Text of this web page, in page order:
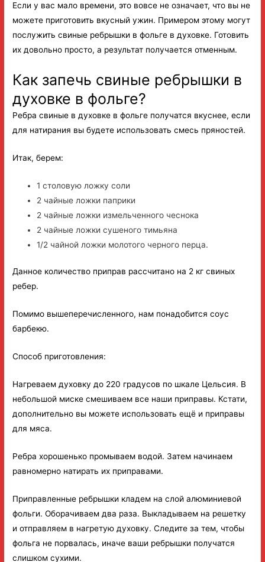
Если у вас мало времени, это вовсе не означает, что вы не
можете приготовить вкусный ужин. Примером этому могут
послужить свиные ребрышки в фольге в духовке. Готовить
их довольно просто, а результат получается отменным.
Как запечь свиные ребрышки в
духовке в фольге?
Ребра свиные в духовке в фольге получатся вкуснее, если
для натирания вы будете использовать смесь пряностей.
Итак, берем:
1 столовую ложку соли
2 чайные ложки паприки
2 чайные ложки измельченного чеснока
2 чайные ложки сушеного тимьяна
1/2 чайной ложки молотого черного перца.
Данное количество приправ рассчитано на 2 кг свиных
ребер.
Помимо вышеперечисленного, нам понадобится соус
барбекю.
Способ приготовления:
Нагреваем духовку до 220 градусов по шкале Цельсия. В
небольшой миске смешиваем все наши приправы. Кстати,
дополнительно вы можете использовать ещё и приправы
для мяса.
Ребра хорошенько промываем водой. Затем начинаем
равномерно натирать их приправами.
Приправленные ребрышки кладем на слой алюминиевой
фольги. Оборачиваем два раза. Выкладываем на решетку
и отправляем в нагретую духовку. Следите за тем, чтобы
фольга не порвалась, иначе ваши ребрышки получатся
слишком сухими.